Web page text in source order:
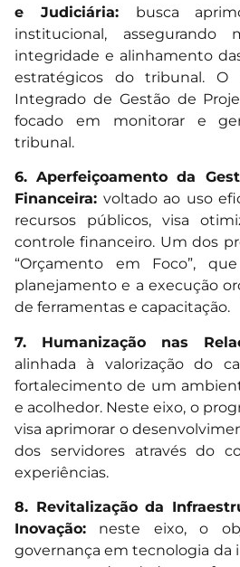
e Judiciária: busca
institucional, assegurando
integridade e alinhamento
estratégicos do tribunal. O
Integrado de Gestão de
focado em monitorar e
tribunal.
6. Aperfeiçoamento da
Financeira: voltado ao uso
recursos públicos, visa
controle financeiro. Um dos
“Orçamento em Foco”,
planejamento e a execução
de ferramentas e capacitação.
7. Humanização nas
alinhada à valorização do
fortalecimento de um
e acolhedor. Neste eixo, o
visa aprimorar o
dos servidores através do
experiências.
8. Revitalização da
Inovação: neste eixo, o
governança em tecnologia da